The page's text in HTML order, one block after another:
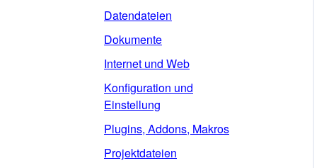
Datendateien
Dokumente
Internet und Web
Konfiguration und
Einstellung
Plugins, Addons, Makros
Projektdateien